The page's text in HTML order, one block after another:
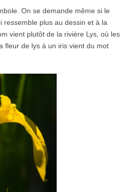
On se demande même si le
plus au dessin et à la
vient plutôt de la rivière Lys, où les
fleur de lys à un iris vient du mot